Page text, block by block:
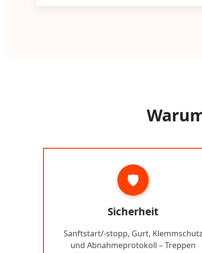
🛡️
Sicherheit
Sanftstart/-stopp, Gurt, Klemmschutz
und Abnahmeprotokoll – Treppen